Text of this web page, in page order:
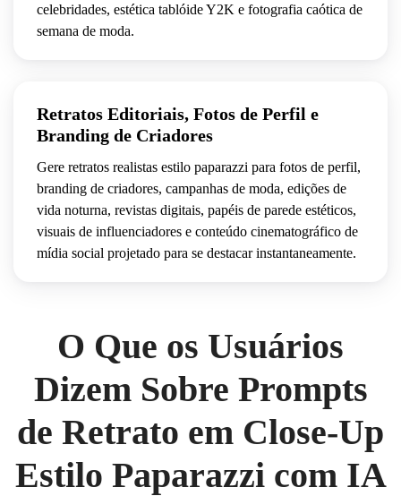
celebridades, estética tablóide Y2K e fotografia caótica de
semana de moda.
Retratos Editoriais, Fotos de Perfil e
Branding de Criadores
Gere retratos realistas estilo paparazzi para fotos de perfil,
branding de criadores, campanhas de moda, edições de
vida noturna, revistas digitais, papéis de parede estéticos,
visuais de influenciadores e conteúdo cinematográfico de
mídia social projetado para se destacar instantaneamente.
O Que os Usuários
Dizem Sobre Prompts
de Retrato em Close-Up
Estilo Paparazzi com IA